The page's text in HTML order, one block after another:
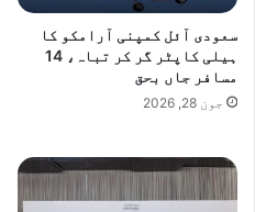
سعودی آئل کمپنی آرامکو کا
ہیلی کاپٹر گر کر تباہ، 14
مسافر جاں بحق
جون 28, 2026